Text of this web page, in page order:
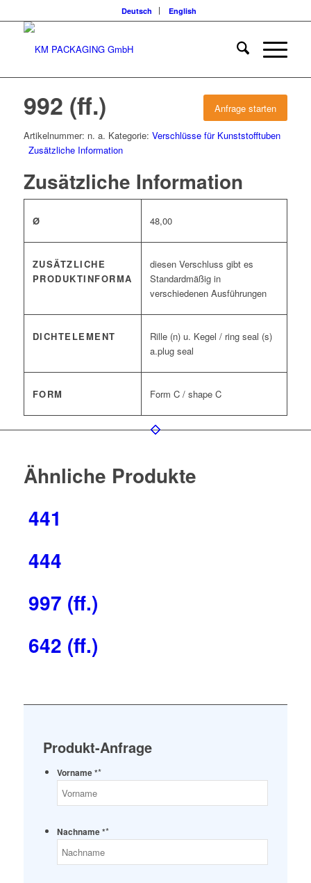
Deutsch English
Anfrage starten
992 (ff.)
Artikelnummer: n. a. Kategorie: Verschlüsse für Kunststofftuben
Zusätzliche Information
Zusätzliche Information
Ø 48,00
ZUSÄTZLICHE
PRODUKTINFORMA
diesen Verschluss gibt es
Standardmäßig in
verschiedenen Ausführungen
DICHTELEMENT
Rille (n) u. Kegel / ring seal (s)
a.plug seal
FORM Form C / shape C
Ähnliche Produkte
441
444
997 (ff.)
642 (ff.)
Produkt-Anfrage
Vorname **
Nachname **